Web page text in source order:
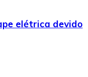
elétrica devido